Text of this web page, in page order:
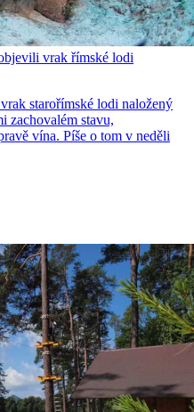
vrak římské lodi
starořímské lodi naložený
zachovalém stavu,
vína. Píše o tom v neděli